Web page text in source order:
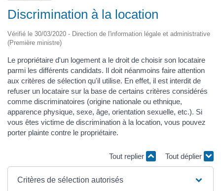
Discrimination à la location
Vérifié le 30/03/2020 - Direction de l'information légale et administrative
(Première ministre)
Le propriétaire d'un logement a le droit de choisir son locataire
parmi les différents candidats. Il doit néanmoins faire attention
aux critères de sélection qu'il utilise. En effet, il est interdit de
refuser un locataire sur la base de certains critères considérés
comme discriminatoires (origine nationale ou ethnique,
apparence physique, sexe, âge, orientation sexuelle, etc.). Si
vous êtes victime de discrimination à la location, vous pouvez
porter plainte contre le propriétaire.
Tout replier Tout déplier
Critères de sélection autorisés